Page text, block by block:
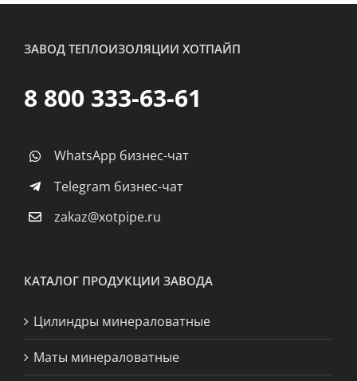
ЗАВОД ТЕПЛОИЗОЛЯЦИИ ХОТПАЙП
8 800 333-63-61
WhatsApp бизнес-чат
Telegram бизнес-чат
zakaz@xotpipe.ru
КАТАЛОГ ПРОДУКЦИИ ЗАВОДА
Цилиндры минераловатные
Маты минераловатные